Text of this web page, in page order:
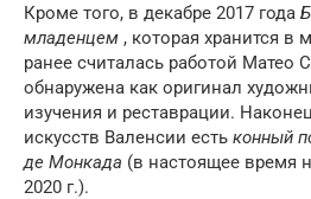
Кроме того, в декабре 2017 года
младенцем , которая хранится в
ранее считалась работой Матео
обнаружена как оригинал
изучения и реставрации.
искусств Валенсии есть конный
де Монкада (в настоящее время
2020 г.).